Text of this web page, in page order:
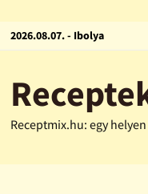
2026.08.07. - Ibolya
Receptmix.hu: egy